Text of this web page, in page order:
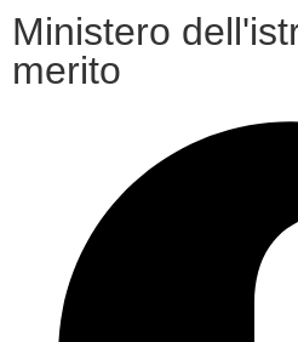
Ministero
merito